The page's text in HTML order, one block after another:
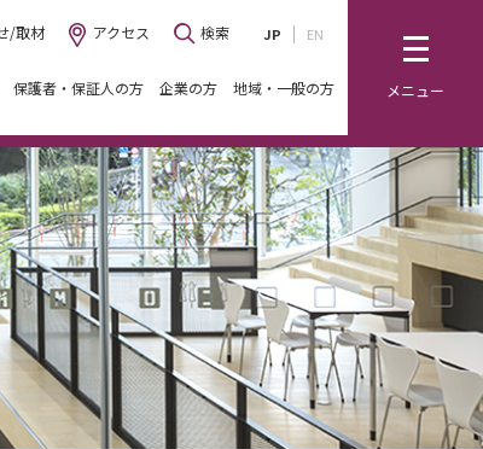
メニュー
検索 JP EN
/取材 アクセス
保護者・保証人の方 企業の方 地域・一般の方